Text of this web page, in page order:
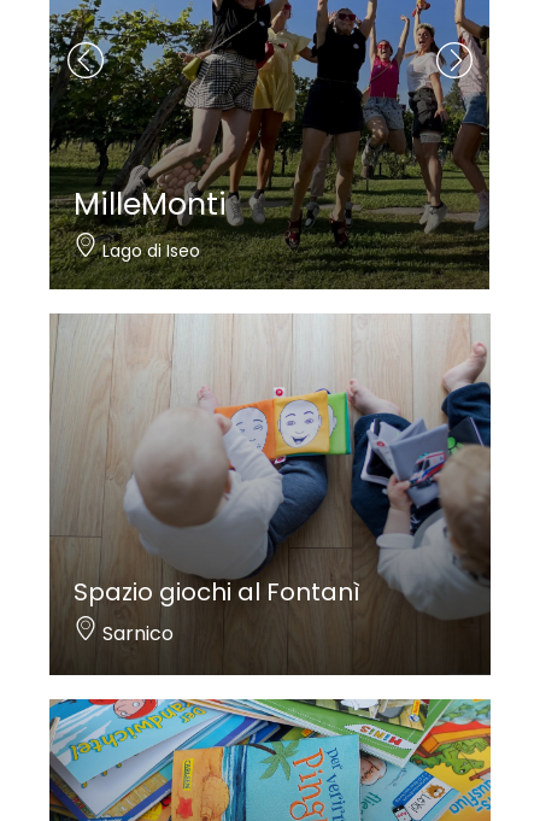
MilleMonti
Lago di Iseo
Spazio giochi al Fontanì
Sarnico